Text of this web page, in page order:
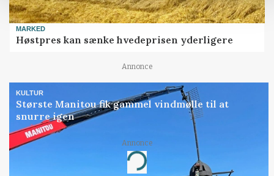
MARKED
Høstpres kan sænke hvedeprisen yderligere
Annonce
KULTUR
Største Manitou fik gammel vindmølle til at
snurre igen
Annonce
Loading...